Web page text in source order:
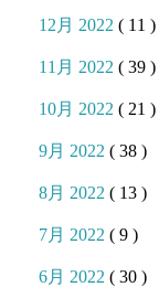
12月 2022( 11 )
11月 2022( 39 )
10月 2022( 21 )
9月 2022( 38 )
8月 2022( 13 )
7月 2022( 9 )
6月 2022( 30 )